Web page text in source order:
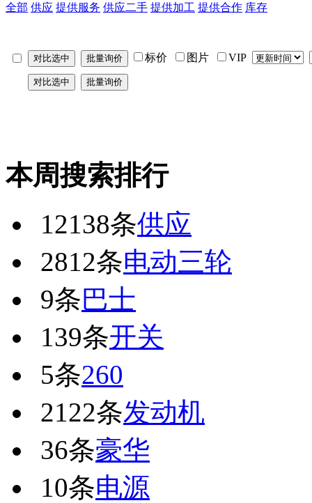
全部 供应 提供服务 供应二手 提供加工 提供合作 库存
标价 图片 VIP
本周搜索排行
12138条供应
2812条电动三轮
9条巴士
139条开关
5条260
2122条发动机
36条豪华
10条电源